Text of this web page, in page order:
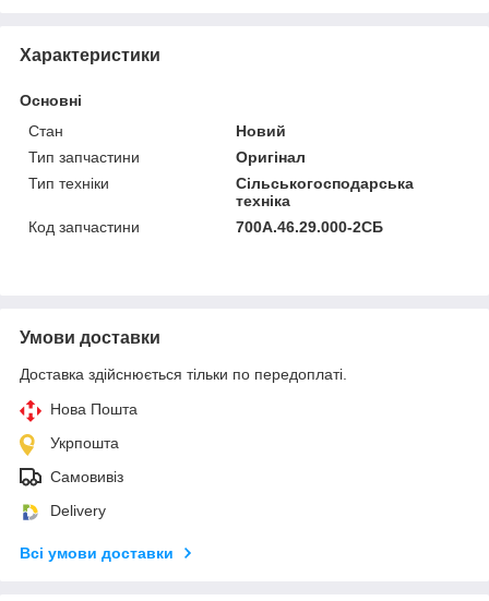
Характеристики
Основні
Стан
Новий
Тип запчастини
Оригінал
Тип техніки
Сільськогосподарська
техніка
Код запчастини
700А.46.29.000-2СБ
Умови доставки
Доставка здійснюється тільки по передоплаті.
Нова Пошта
Укрпошта
Самовивіз
Delivery
Всі умови доставки